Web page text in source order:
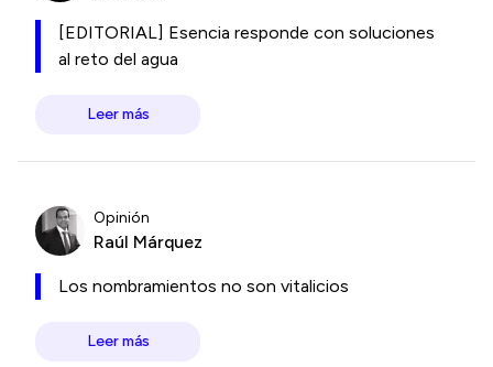
[EDITORIAL] Esencia responde con soluciones
al reto del agua
Leer más
Opinión
Raúl Márquez
Los nombramientos no son vitalicios
Leer más